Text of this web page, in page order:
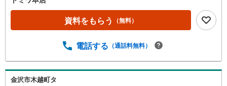
資料をもらう （無料）
電話する （通話料無料）
金沢市木越町タ